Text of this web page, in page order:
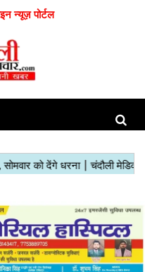
न्यूज़ पोर्टल